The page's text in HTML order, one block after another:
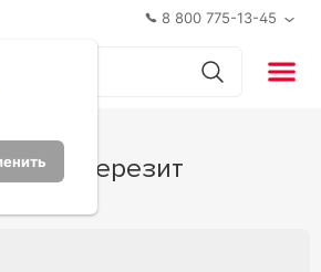
8 800 775-13-45
40 от Церезит